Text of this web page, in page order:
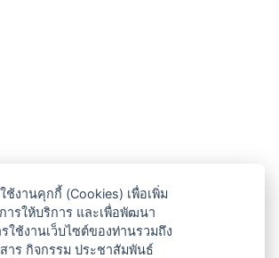
ช้งานคุกกี้ (Cookies) เพื่อเพิ่ม
ารให้บริการ และเพื่อพัฒนา
ใช้งานเว็บไซต์ของท่านรวมถึง
าร กิจกรรม ประชาสัมพันธ์